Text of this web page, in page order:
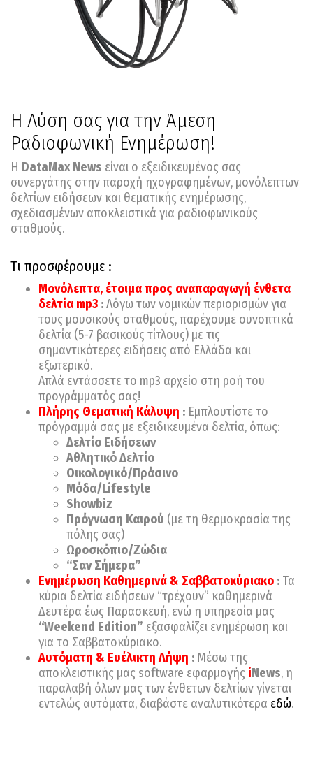
Η Λύση σας για την Άμεση
Ραδιοφωνική Ενημέρωση!
Η DataMax News είναι ο εξειδικευμένος σας
συνεργάτης στην παροχή ηχογραφημένων, μονόλεπτων
δελτίων ειδήσεων και θεματικής ενημέρωσης,
σχεδιασμένων αποκλειστικά για ραδιοφωνικούς
σταθμούς.
Τι προσφέρουμε :
Μονόλεπτα, έτοιμα προς αναπαραγωγή ένθετα
δελτία mp3 :Λόγω των νομικών περιορισμών για
τους μουσικούς σταθμούς, παρέχουμε συνοπτικά
δελτία (5-7 βασικούς τίτλους) με τις
σημαντικότερες ειδήσεις από Ελλάδα και
εξωτερικό.
Απλά εντάσσετε το mp3 αρχείο στη ροή του
προγράμματός σας!
Πλήρης Θεματική Κάλυψη : Εμπλουτίστε το
πρόγραμμά σας με εξειδικευμένα δελτία, όπως:
Δελτίο Ειδήσεων
Αθλητικό Δελτίο
Οικολογικό/Πράσινο
Μόδα/Lifestyle
Showbiz
Πρόγνωση Καιρού (με τη θερμοκρασία της
πόλης σας)
Ωροσκόπιο/Ζώδια
“Σαν Σήμερα”
Ενημέρωση Καθημερινά & Σαββατοκύριακο : Τα
κύρια δελτία ειδήσεων “τρέχουν” καθημερινά
Δευτέρα έως Παρασκευή, ενώ η υπηρεσία μας
“Weekend Edition” εξασφαλίζει ενημέρωση και
για το Σαββατοκύριακο.
Αυτόματη & Ευέλικτη Λήψη : Μέσω της
αποκλειστικής μας software εφαρμογής iNews, η
παραλαβή όλων μας των ένθετων δελτίων γίνεται
εντελώς αυτόματα, διαβάστε αναλυτικότερα εδώ.